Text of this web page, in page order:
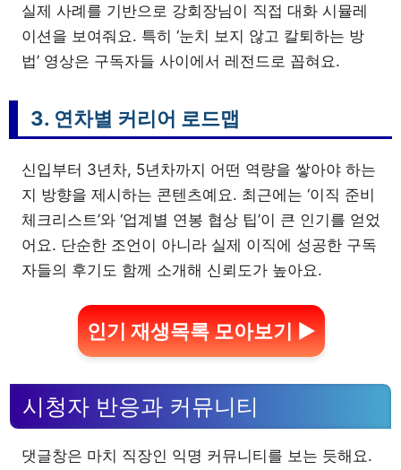
실제 사례를 기반으로 강회장님이 직접 대화 시뮬레
이션을 보여줘요. 특히 ‘눈치 보지 않고 칼퇴하는 방
법’ 영상은 구독자들 사이에서 레전드로 꼽혀요.
3. 연차별 커리어 로드맵
신입부터 3년차, 5년차까지 어떤 역량을 쌓아야 하는
지 방향을 제시하는 콘텐츠예요. 최근에는 ‘이직 준비
체크리스트’와 ‘업계별 연봉 협상 팁’이 큰 인기를 얻었
어요. 단순한 조언이 아니라 실제 이직에 성공한 구독
자들의 후기도 함께 소개해 신뢰도가 높아요.
인기 재생목록 모아보기 ▶
시청자 반응과 커뮤니티
댓글창은 마치 직장인 익명 커뮤니티를 보는 듯해요.